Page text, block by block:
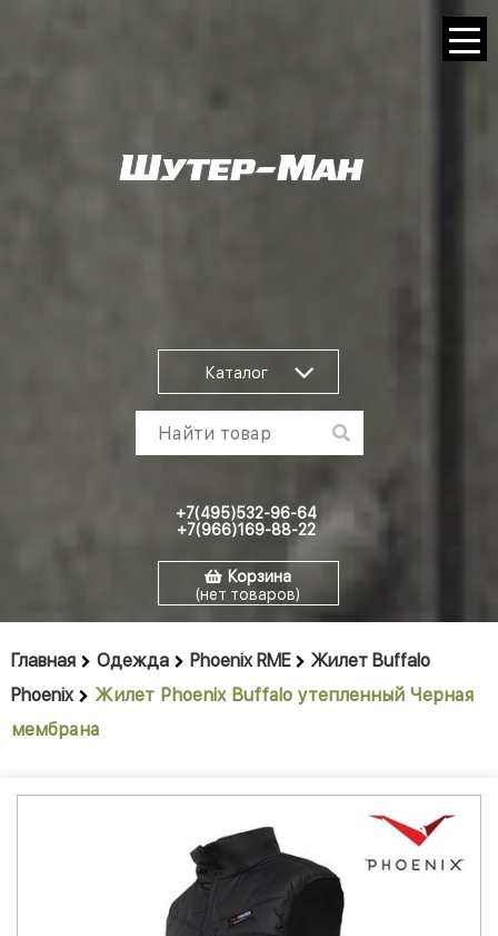
Каталог
+7(495)532-96-64
+7(966)169-88-22
Корзина
(нет товаров)
Главная Одежда Phoenix RME
Жилет Buffalo
Phoenix
Жилет Phoenix Buffalo утепленный Черная
мембрана